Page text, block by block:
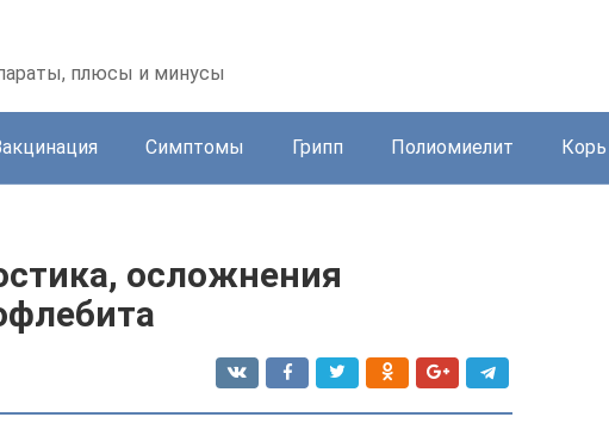
плюсы и минусы
Симптомы Грипп Полиомиелит Корь
осложнения